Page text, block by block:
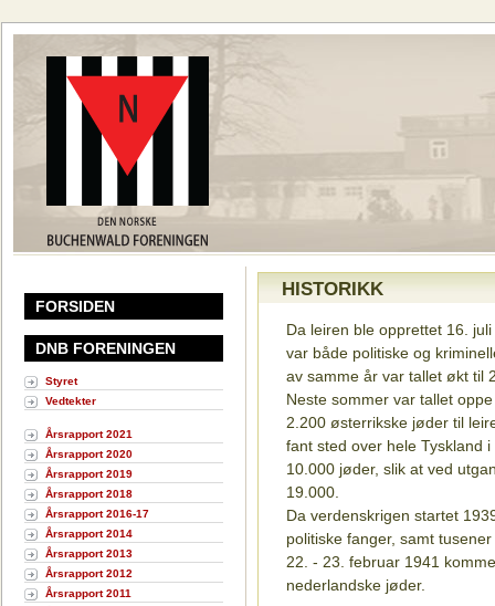
FORSIDEN
DNB FORENINGEN
Styret
Vedtekter
Årsrapport 2021
Årsrapport 2020
Årsrapport 2019
Årsrapport 2018
Årsrapport 2016-17
Årsrapport 2014
Årsrapport 2013
Årsrapport 2012
Årsrapport 2011
HISTORIKK
Da leiren ble opprettet 16.
var både politiske og
av samme år var tallet økt til
Neste sommer var tallet
2.200 østerrikske jøder til
fant sted over hele Tyskland
10.000 jøder, slik at ved
19.000.
Da verdenskrigen startet
politiske fanger, samt
22. - 23. februar 1941
nederlandske jøder.